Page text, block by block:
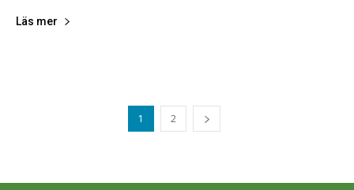
Läs mer
1 2